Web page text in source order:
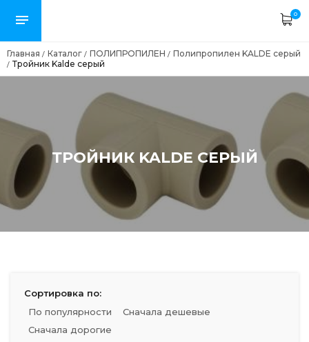
0
Главная / Каталог / ПОЛИПРОПИЛЕН / Полипропилен KALDE серый
/ Тройник Kalde серый
ТРОЙНИК KALDE СЕРЫЙ
Сортировка по:
По популярности
Сначала дешевые
Сначала дорогие